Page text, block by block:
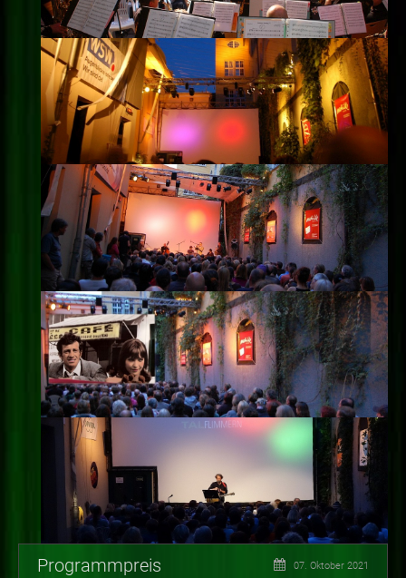
Impressum
Datenschutz
Programmpreis 07. Oktober 2021